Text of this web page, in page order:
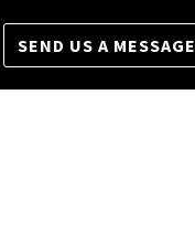
SEND US A MESSAGE